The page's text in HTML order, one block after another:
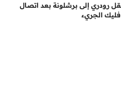
رودري إلى برشلونة بعد اتصال
الجريء